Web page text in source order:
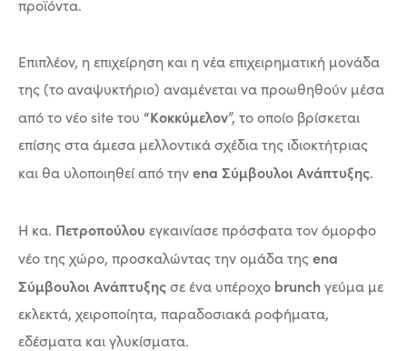
προϊόντα.
Επιπλέον, η επιχείρηση και η νέα επιχειρηματική μονάδα
της (το αναψυκτήριο) αναμένεται να προωθηθούν μέσα
από το νέο site του “Κοκκύμελον”, το οποίο βρίσκεται
επίσης στα άμεσα μελλοντικά σχέδια της ιδιοκτήτριας
και θα υλοποιηθεί από τηνena Σύμβουλοι Ανάπτυξης.
Η κα. Πετροπούλου εγκαινίασε πρόσφατα τον όμορφο
νέο της χώρο, προσκαλώντας την ομάδα τηςena
Σύμβουλοι Ανάπτυξηςσε ένα υπέροχο brunchγεύμα με
εκλεκτά, χειροποίητα, παραδοσιακά ροφήματα,
εδέσματα και γλυκίσματα.